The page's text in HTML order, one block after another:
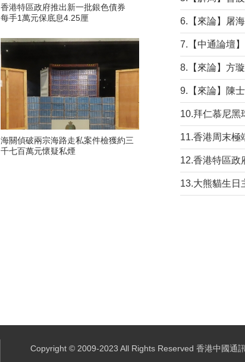
香港特區政府推出新一批銀色債券
每手1萬元保底息4.25厘
海關偵破兩宗海路走私案件檢獲約三
千七百萬元懷疑私煙
10.拜仁慕尼
11.香港周末
13.大熊貓生日
Copyright © 2009-2023 All Rights Reserved 香港中國通